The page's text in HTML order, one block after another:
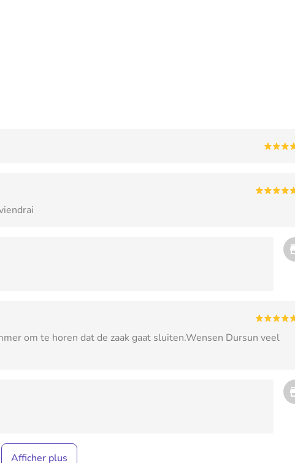
om te horen dat de zaak gaat sluiten.Wensen Dursun veel
Afficher plus